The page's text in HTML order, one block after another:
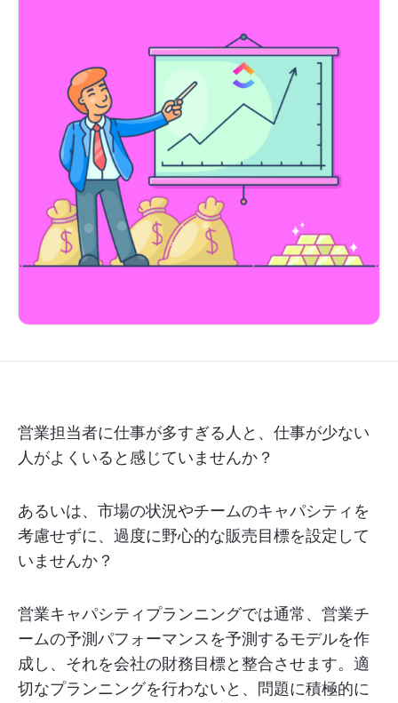
営業担当者に仕事が多すぎる人と、仕事が少ない
人がよくいると感じていませんか？
あるいは、市場の状況やチームのキャパシティを
考慮せずに、過度に野心的な販売目標を設定して
いませんか？
営業キャパシティプランニングでは通常、営業チ
ームの予測パフォーマンスを予測するモデルを作
成し、それを会社の財務目標と整合させます。適
切なプランニングを行わないと、問題に積極的に